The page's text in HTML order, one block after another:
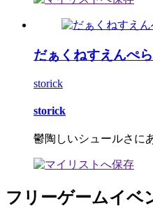
だぁくねすえんぺ
storick
storick
鬱陶しいシュールさに
フリーゲームイベ